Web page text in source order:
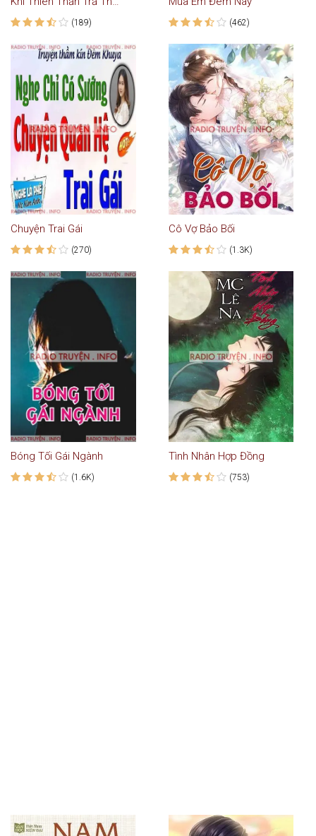
(189) (462)
Chuyện Trai Gái
(270)
Cô Vợ Bảo Bối
(1.3K)
Bóng Tối Gái Ngành
(1.6K)
Tình Nhân Hợp Đồng
(753)